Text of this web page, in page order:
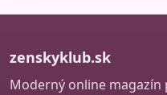
zenskyklub.sk
Moderný online magazín